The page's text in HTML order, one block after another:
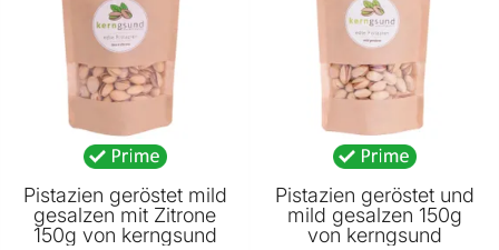
Pistazien geröstet mild
gesalzen mit Zitrone
150g von kerngsund
Pistazien geröstet und
mild gesalzen 150g
von kerngsund